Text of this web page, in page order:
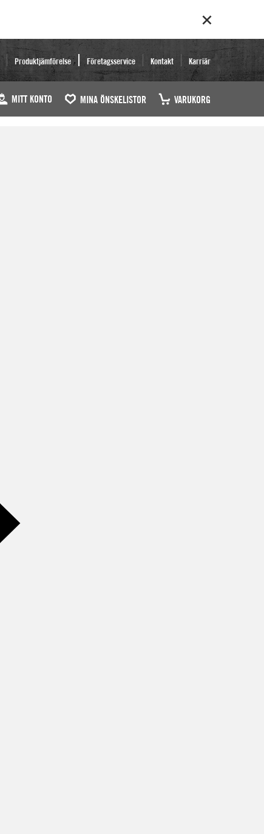
Produktjämförelse Företagsservice Kontakt Karriär
MITT KONTO MINA ÖNSKELISTOR VARUKORG